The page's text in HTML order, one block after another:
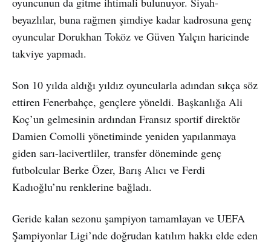
beyazlılar, buna rağmen şimdiye kadar kadrosuna genç
oyuncular Dorukhan Toköz ve Güven Yalçın haricinde
takviye yapmadı.
Son 10 yılda aldığı yıldız oyuncularla adından sıkça söz
ettiren Fenerbahçe, gençlere yöneldi. Başkanlığa Ali
Koç’un gelmesinin ardından Fransız sportif direktör
Damien Comolli yönetiminde yeniden yapılanmaya
giden sarı-lacivertliler, transfer döneminde genç
futbolcular Berke Özer, Barış Alıcı ve Ferdi
Kadıoğlu’nu renklerine bağladı.
Geride kalan sezonu şampiyon tamamlayan ve UEFA
Şampiyonlar Ligi’nde doğrudan katılım hakkı elde eden